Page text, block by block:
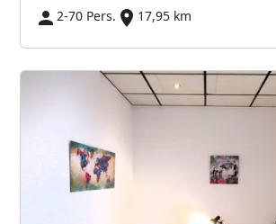
2-70 Pers.
17,95 km